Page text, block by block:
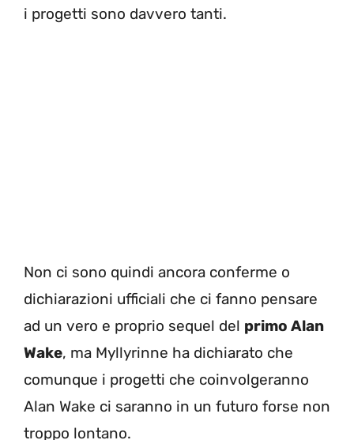
i progetti sono davvero tanti.
Non ci sono quindi ancora conferme o
dichiarazioni ufficiali che ci fanno pensare
ad un vero e proprio sequel del primo Alan
Wake, ma Myllyrinne ha dichiarato che
comunque i progetti che coinvolgeranno
Alan Wake ci saranno in un futuro forse non
troppo lontano.